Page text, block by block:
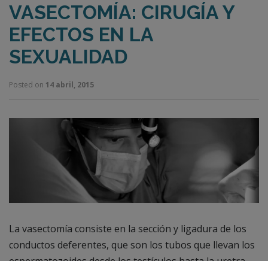
VASECTOMÍA: CIRUGÍA Y
EFECTOS EN LA
SEXUALIDAD
Posted on 14 abril, 2015
La vasectomía consiste en la sección y ligadura de los
conductos deferentes, que son los tubos que llevan los